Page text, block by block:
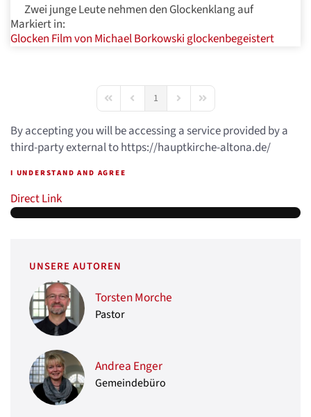
Zwei junge Leute nehmen den Glockenklang auf
Markiert in:
Glocken Film von Michael Borkowski glockenbegeistert
First PagePrevious Page
1 Next PageLast Page
By accepting you will be accessing a service provided by a
third-party external to https://hauptkirche-altona.de/
I UNDERSTAND AND AGREE
Direct Link
UNSERE AUTOREN
Torsten Morche
Pastor
Andrea Enger
Gemeindebüro